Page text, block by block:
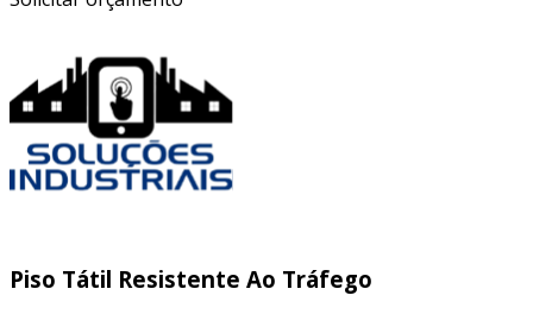
Piso Tátil Resistente Ao Tráfego